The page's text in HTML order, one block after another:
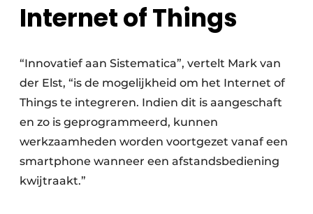
Internet of Things
“Innovatief aan Sistematica”, vertelt Mark van
der Elst, “is de mogelijkheid om het Internet of
Things te integreren. Indien dit is aangeschaft
en zo is geprogrammeerd, kunnen
werkzaamheden worden voortgezet vanaf een
smartphone wanneer een afstandsbediening
kwijtraakt.”